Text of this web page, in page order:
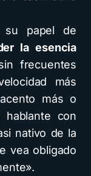
su papel de
la esencia
frecuentes
más
más o
con
nativo de la
vea obligado